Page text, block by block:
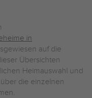
in
auf die
Übersichten
Heimauswahl und
die einzelnen